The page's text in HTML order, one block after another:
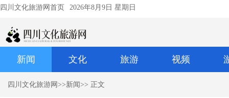
四川文化旅游网首页 2026年8月9日 星期日
新闻 文化 旅游 视频
四川文化旅游网 >>新闻>> 正文